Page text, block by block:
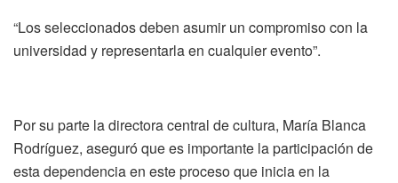
“Los seleccionados deben asumir un compromiso con la
universidad y representarla en cualquier evento”.
Por su parte la directora central de cultura, María Blanca
Rodríguez, aseguró que es importante la participación de
esta dependencia en este proceso que inicia en la